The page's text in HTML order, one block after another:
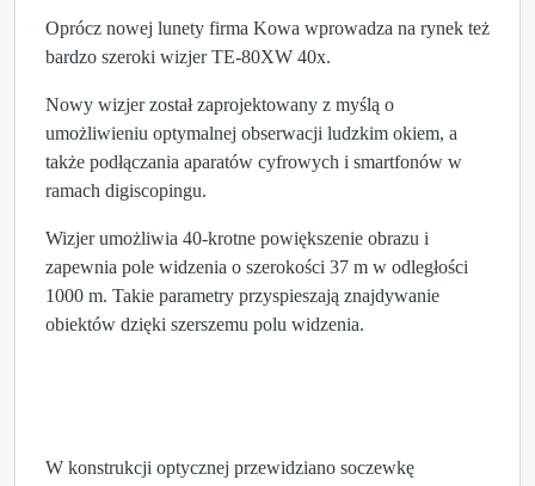
Oprócz nowej lunety firma Kowa wprowadza na rynek też
bardzo szeroki wizjer TE-80XW 40x.
Nowy wizjer został zaprojektowany z myślą o
umożliwieniu optymalnej obserwacji ludzkim okiem, a
także podłączania aparatów cyfrowych i smartfonów w
ramach digiscopingu.
Wizjer umożliwia 40-krotne powiększenie obrazu i
zapewnia pole widzenia o szerokości 37 m w odległości
1000 m. Takie parametry przyspieszają znajdywanie
obiektów dzięki szerszemu polu widzenia.
W konstrukcji optycznej przewidziano soczewkę